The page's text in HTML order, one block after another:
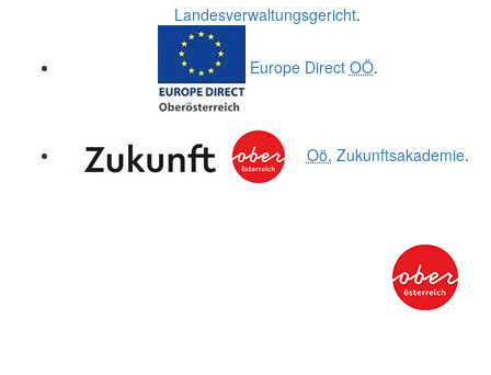
Landesverwaltungsgericht.
Europe Direct OÖ.
Oö. Zukunftsakademie.